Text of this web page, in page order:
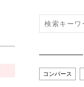
コンバース